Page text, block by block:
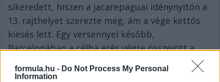
formula.hu - Do Not Process My Personal
Information
sikeredett, hiszen a jacarepaguai idénynyitón a
13. rajthelyet szerezte meg, ám a vége kettős
kiesés lett. Egy versennyel később,
Barcelonában a célba érés végre összejött a
csapatnak, Tambayt az utolsó, nyolcadik helyen
intették le hat kör hátrányban. A harmadik